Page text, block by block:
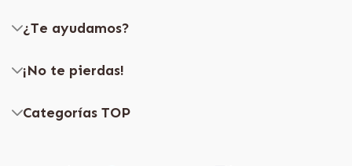
¿Te ayudamos?
¡No te pierdas!
Categorías TOP